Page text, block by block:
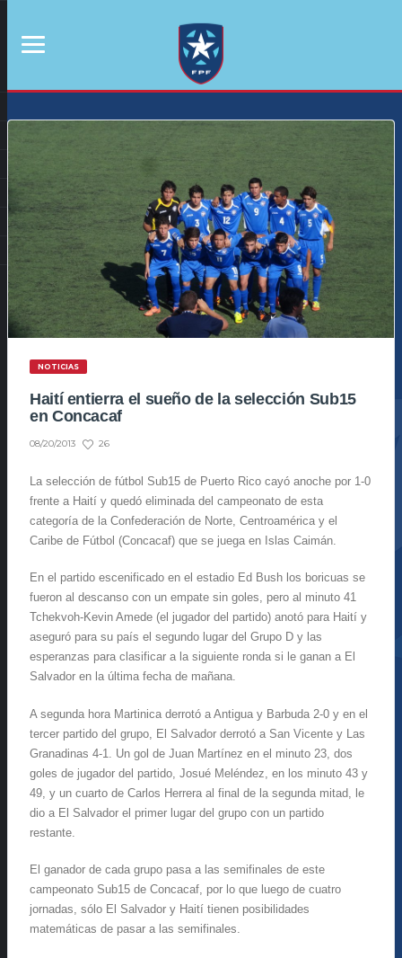
NOTICIAS
Haití entierra el sueño de la selección Sub15
en Concacaf
08/20/2013 26
La selección de fútbol Sub15 de Puerto Rico cayó anoche por 1-0
frente a Haití y quedó eliminada del campeonato de esta
categoría de la Confederación de Norte, Centroamérica y el
Caribe de Fútbol (Concacaf) que se juega en Islas Caimán.
En el partido escenificado en el estadio Ed Bush los boricuas se
fueron al descanso con un empate sin goles, pero al minuto 41
Tchekvoh-Kevin Amede (el jugador del partido) anotó para Haití y
aseguró para su país el segundo lugar del Grupo D y las
esperanzas para clasificar a la siguiente ronda si le ganan a El
Salvador en la última fecha de mañana.
A segunda hora Martinica derrotó a Antigua y Barbuda 2-0 y en el
tercer partido del grupo, El Salvador derrotó a San Vicente y Las
Granadinas 4-1. Un gol de Juan Martínez en el minuto 23, dos
goles de jugador del partido, Josué Meléndez, en los minuto 43 y
49, y un cuarto de Carlos Herrera al final de la segunda mitad, le
dio a El Salvador el primer lugar del grupo con un partido
restante.
El ganador de cada grupo pasa a las semifinales de este
campeonato Sub15 de Concacaf, por lo que luego de cuatro
jornadas, sólo El Salvador y Haití tienen posibilidades
matemáticas de pasar a las semifinales.